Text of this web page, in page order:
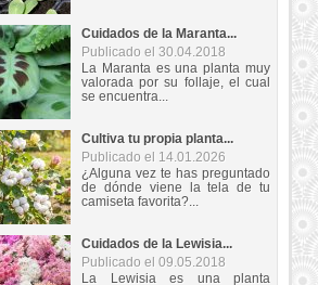
Cuidados de la Maranta...
Publicado el 30.04.2018
La Maranta es una planta muy
valorada por su follaje, el cual
se encuentra...
Cultiva tu propia planta...
Publicado el 14.01.2026
¿Alguna vez te has preguntado
de dónde viene la tela de tu
camiseta favorita?...
Cuidados de la Lewisia...
Publicado el 09.05.2018
La Lewisia es una planta